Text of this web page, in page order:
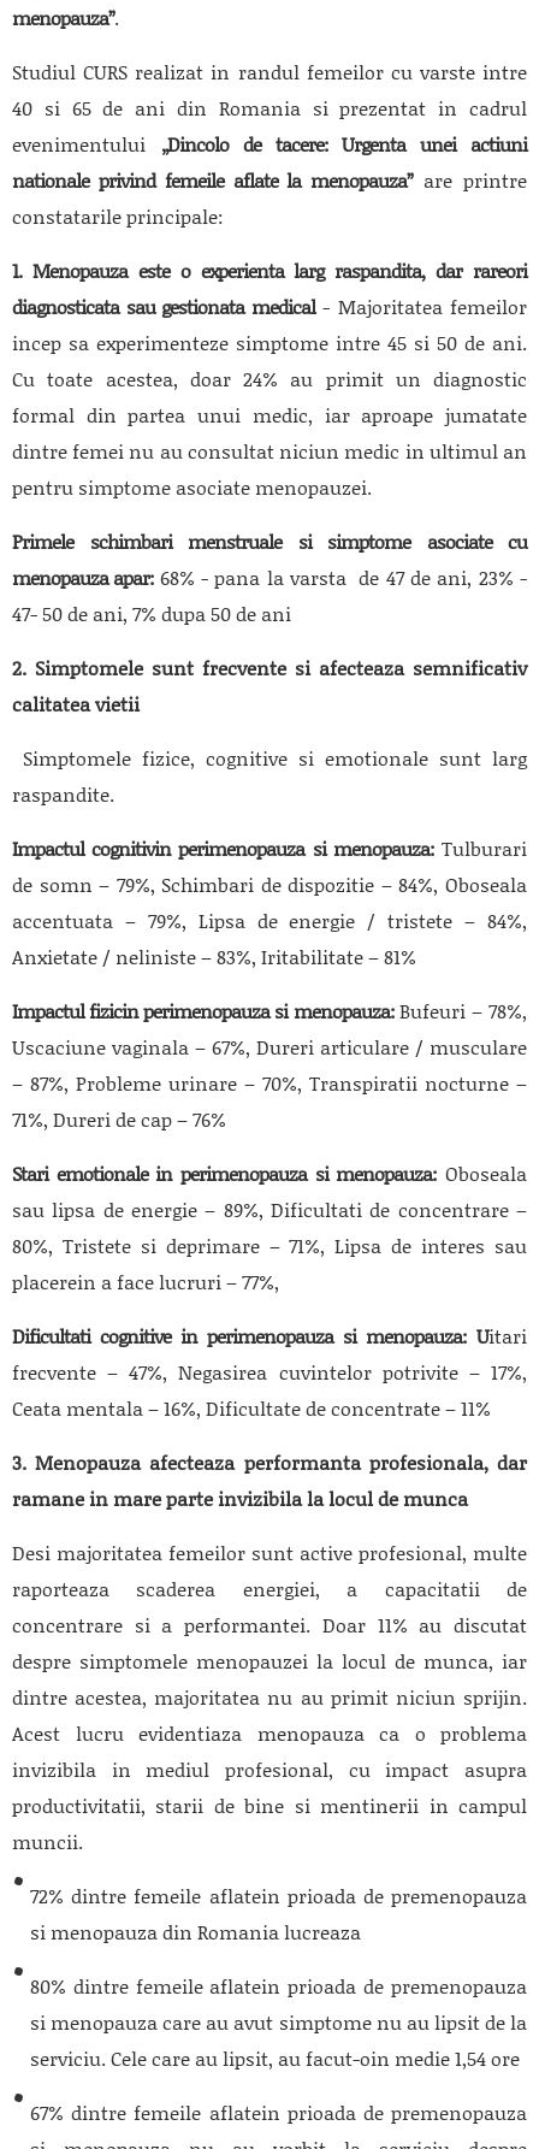
menopauza”.
Studiul CURS realizat in randul femeilor cu varste intre
40 si 65 de ani din Romania si prezentat in cadrul
evenimentului „Dincolo de tacere: Urgenta unei actiuni
nationale privind femeile aflate la menopauza”are printre
constatarile principale:
1. Menopauza este o experienta larg raspandita, dar rareori
diagnosticata sau gestionata medical- Majoritatea femeilor
incep sa experimenteze simptome intre 45 si 50 de ani.
Cu toate acestea, doar 24% au primit un diagnostic
formal din partea unui medic, iar aproape jumatate
dintre femei nu au consultat niciun medic in ultimul an
pentru simptome asociate menopauzei.
Primele schimbari menstruale si simptome asociate cu
menopauza apar: 68% - pana la varsta de 47 de ani, 23% -
47- 50 de ani, 7% dupa 50 de ani
2. Simptomele sunt frecvente si afecteaza semnificativ
calitatea vietii
Simptomele fizice, cognitive si emotionale sunt larg
raspandite.
Impactul cognitivin perimenopauza si menopauza: Tulburari
de somn – 79%, Schimbari de dispozitie – 84%, Oboseala
accentuata – 79%, Lipsa de energie / tristete – 84%,
Anxietate / neliniste – 83%, Iritabilitate – 81%
Impactul fizicin perimenopauza si menopauza:Bufeuri – 78%,
Uscaciune vaginala – 67%, Dureri articulare / musculare
– 87%, Probleme urinare – 70%, Transpiratii nocturne –
71%, Dureri de cap – 76%
Stari emotionale in perimenopauza si menopauza: Oboseala
sau lipsa de energie – 89%, Dificultati de concentrare –
80%, Tristete si deprimare – 71%, Lipsa de interes sau
placerein a face lucruri – 77%,
Dificultati cognitive in perimenopauza si menopauza: Uitari
frecvente – 47%, Negasirea cuvintelor potrivite – 17%,
Ceata mentala – 16%, Dificultate de concentrate – 11%
3. Menopauza afecteaza performanta profesionala, dar
ramane in mare parte invizibila la locul de munca
Desi majoritatea femeilor sunt active profesional, multe
raporteaza scaderea energiei, a capacitatii de
concentrare si a performantei. Doar 11% au discutat
despre simptomele menopauzei la locul de munca, iar
dintre acestea, majoritatea nu au primit niciun sprijin.
Acest lucru evidentiaza menopauza ca o problema
invizibila in mediul profesional, cu impact asupra
productivitatii, starii de bine si mentinerii in campul
muncii.
72% dintre femeile aflatein prioada de premenopauza
si menopauza din Romania lucreaza
80% dintre femeile aflatein prioada de premenopauza
si menopauza care au avut simptome nu au lipsit de la
serviciu. Cele care au lipsit, au facut-oin medie 1,54 ore
67% dintre femeile aflatein prioada de premenopauza